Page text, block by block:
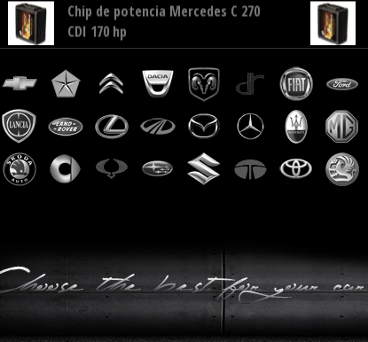
Chip de potencia Mercedes C 270
CDI 170 hp
Chip de potencia Dacia Stepway
1.5 DCI 90 hp
Chip de potencia Ford C-Max 1.6
Chip de potencia Ford Focus 1.6
TDCI 95 hp
Chip de potencia Mercedes Vito